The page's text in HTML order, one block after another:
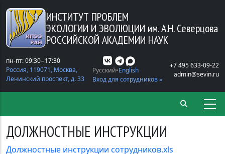
Перейти к основному содержанию
ИНСТИТУТ ПРОБЛЕМ
ЭКОЛОГИИ И ЭВОЛЮЦИИ им. А.Н. Северцова
РОССИЙСКОЙ АКАДЕМИИ НАУК
пн-пт: 09:30−17:30
Россия, 119071, Москва,
Ленинский проспект, д. 33
Русский English
Вход для сотрудников »
+7 495 633-09-22
admin@sevin.ru
ДОЛЖНОСТНЫЕ ИНСТРУКЦИИ
Должностные инструкции сотрудников.xls